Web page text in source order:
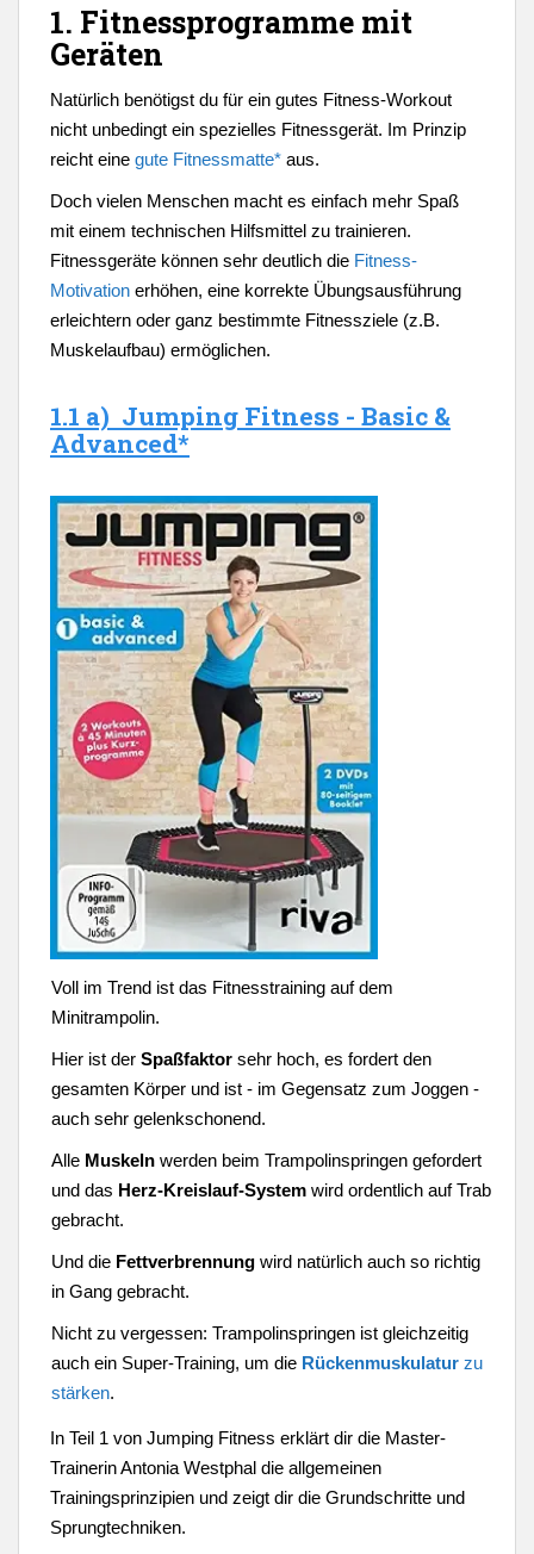
1. Fitnessprogramme mit
Geräten
Natürlich benötigst du für ein gutes Fitness-Workout
nicht unbedingt ein spezielles Fitnessgerät. Im Prinzip
reicht eine gute Fitnessmatte* aus.
Doch vielen Menschen macht es einfach mehr Spaß
mit einem technischen Hilfsmittel zu trainieren.
Fitnessgeräte können sehr deutlich die Fitness-
Motivation erhöhen, eine korrekte Übungsausführung
erleichtern oder ganz bestimmte Fitnessziele (z.B.
Muskelaufbau) ermöglichen.
1.1 a) Jumping Fitness - Basic &
Advanced*
Voll im Trend ist das Fitnesstraining auf dem
Minitrampolin.
Hier ist der Spaßfaktor sehr hoch, es fordert den
gesamten Körper und ist - im Gegensatz zum Joggen -
auch sehr gelenkschonend.
Alle Muskeln werden beim Trampolinspringen gefordert
und das Herz-Kreislauf-System wird ordentlich auf Trab
gebracht.
Und die Fettverbrennung wird natürlich auch so richtig
in Gang gebracht.
Nicht zu vergessen: Trampolinspringen ist gleichzeitig
auch ein Super-Training, um die Rückenmuskulatur zu
stärken.
In Teil 1 von Jumping Fitness erklärt dir die Master-
Trainerin Antonia Westphal die allgemeinen
Trainingsprinzipien und zeigt dir die Grundschritte und
Sprungtechniken.